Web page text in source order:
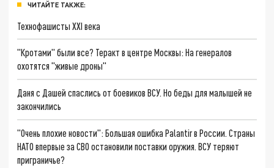
ЧИТАЙТЕ ТАКЖЕ:
Технофашисты XXI века
"Кротами" были все? Теракт в центре Москвы: На генералов
охотятся "живые дроны"
Даня с Дашей спаслись от боевиков ВСУ. Но беды для малышей не
закончились
"Очень плохие новости": Большая ошибка Palantir в России. Страны
НАТО впервые за СВО остановили поставки оружия. ВСУ теряют
приграничье?